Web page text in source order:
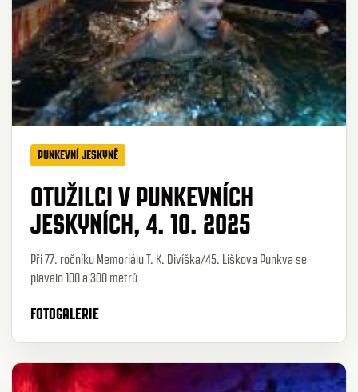
PUNKEVNÍ JESKYNĚ
OTUŽILCI V PUNKEVNÍCH
JESKYNÍCH, 4. 10. 2025
Při 77. ročníku Memoriálu T. K. Divíška/45. Liškova Punkva se
plavalo 100 a 300 metrů
FOTOGALERIE